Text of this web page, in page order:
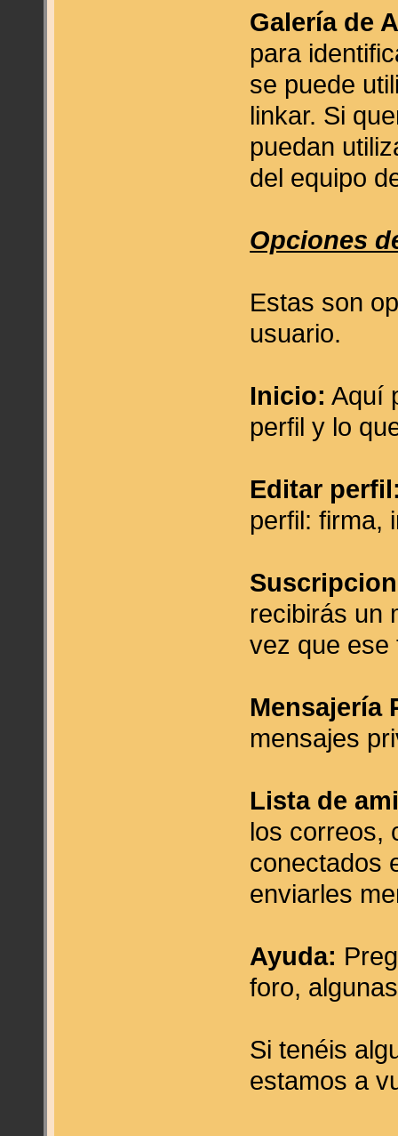
Galería de
para
se puede
linkar. Si
puedan
del equipo
Opciones
Estas son
usuario.
Inicio: Aquí
perfil y lo
Editar
perfil: firma,
recibirás un
vez que ese
Mensajería
mensajes
Lista de
los correos,
conectados
enviarles
Ayuda:
foro,
Si tenéis
estamos a